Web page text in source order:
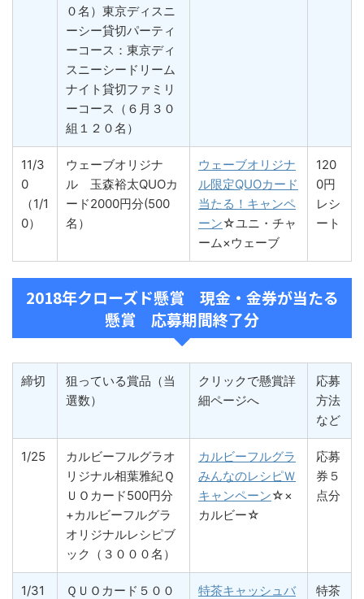
０名）東京ディスニ
ーシー貸切パーティ
ーコース：東京ディ
スニーシードリーム
ナイト貸切ファミリ
ーコース（６月３０
組１２０名）
11/3
0
（1/1
0）
ウェーブオリジナ
ル 玉森裕太QUOカ
ード2000円分(500
名）
ウェーブオリジナ
ル限定QUOカード
当たる！キャンペ
ーン☆ユニ・チャ
ーム×ウェーブ
120
0円
レシ
ート
2018年クローズド懸賞 現金・金券が当たる
懸賞 応募期間終了分
締切
狙っている賞品（当
選数）
クリックで懸賞詳
細ページへ
応募
方法
など
1/25
カルビーフルグラオ
リジナル相葉雅紀Ｑ
ＵＯカード500円分
+カルビーフルグラ
オリジナルレシピブ
ック（３０００名）
カルビーフルグラ
みんなのレシピＷ
キャンペーン☆×
カルビー☆
応募
券５
点分
1/31
ＱＵＯカード５００
特茶キャッシュバ
特茶